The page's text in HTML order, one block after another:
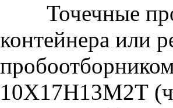
Точечные
контейнера или
10Х17Н13М2Т